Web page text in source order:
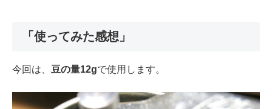
「使ってみた感想」
今回は、 豆の量12gで使用します。